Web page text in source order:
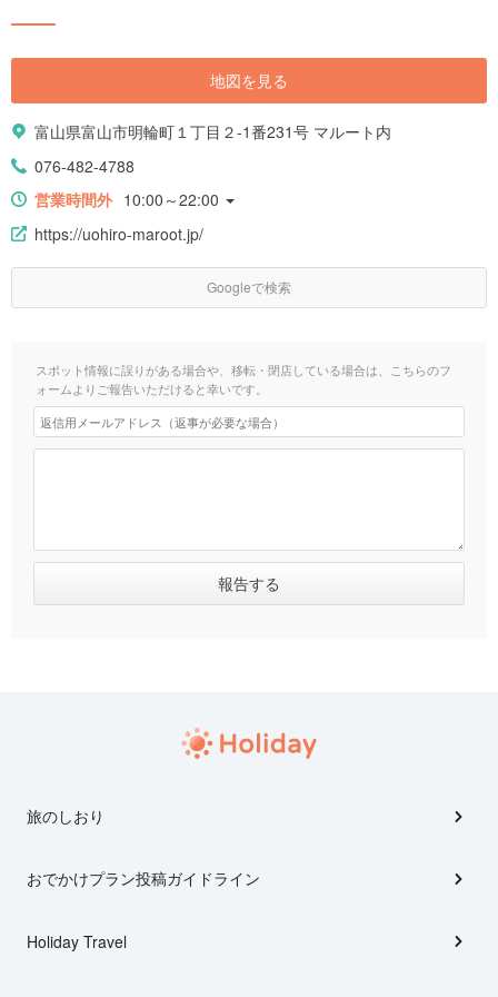
地図を見る
富山県富山市明輪町１丁目２-1番231号 マルート内
076-482-4788
営業時間外 10:00～22:00
https://uohiro-maroot.jp/
Googleで検索
スポット情報に誤りがある場合や、移転・閉店している場合は、こちらのフ
ォームよりご報告いただけると幸いです。
旅のしおり
おでかけプラン投稿ガイドライン
Holiday Travel